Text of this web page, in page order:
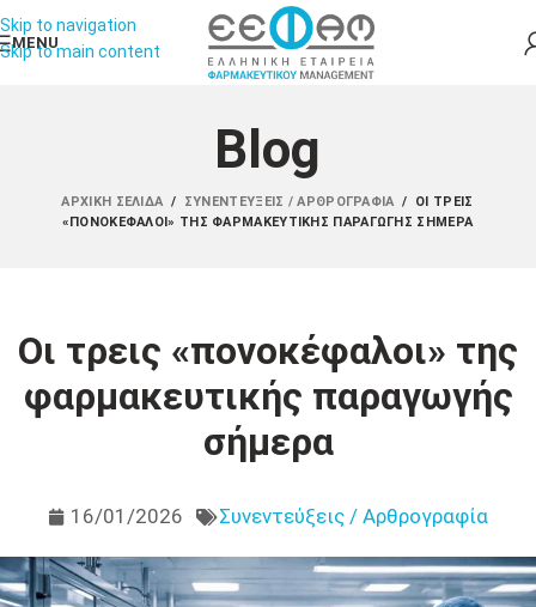
Skip to navigation
Skip to main content
MENU
Blog
ΑΡΧΙΚΉ ΣΕΛΊΔΑ / ΣΥΝΕΝΤΕΎΞΕΙΣ / ΑΡΘΡΟΓΡΑΦΊΑ /
ΟΙ ΤΡΕΙΣ
«ΠΟΝΟΚΈΦΑΛΟΙ» ΤΗΣ ΦΑΡΜΑΚΕΥΤΙΚΉΣ ΠΑΡΑΓΩΓΉΣ ΣΉΜΕΡΑ
Οι τρεις «πονοκέφαλοι» της
φαρμακευτικής παραγωγής
σήμερα
16/01/2026 Συνεντεύξεις / Αρθρογραφία